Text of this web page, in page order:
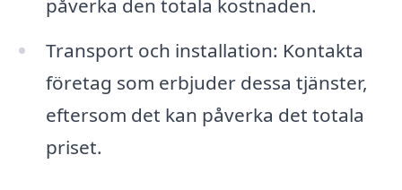
påverka den totala kostnaden.
Transport och installation: Kontakta
företag som erbjuder dessa tjänster,
eftersom det kan påverka det totala
priset.